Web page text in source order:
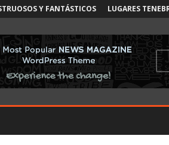
Y FANTÁSTICOS LUGARES